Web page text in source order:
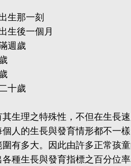
生那一刻
生後一個月
週歲
十歲
生理之特殊性，不但在生長
人的生長與發育情形都不一
有多大。因此由許多正常孩
種生長與發育指標之百分位